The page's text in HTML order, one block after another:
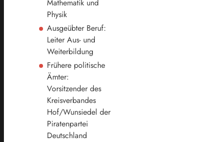
Mathematik und
Physik
Ausgeübter Beruf:
Leiter Aus- und
Weiterbildung
Frühere politische
Ämter:
Vorsitzender des
Kreisverbandes
Hof/Wunsiedel der
Piratenpartei
Deutschland